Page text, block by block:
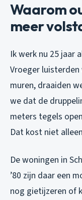
Waarom
meer
Ik werk nu 25 jaar
Vroeger
muren, draaiden
we dat de
meters tegels
Dat kost niet
De woningen in
’80 zijn daar een
nog gietijzeren of